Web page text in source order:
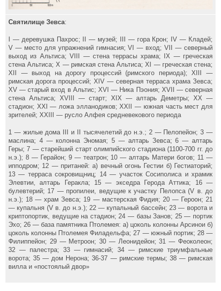
Святилище Зевса:
I — деревушка Пахрос; II — музей; III — гора Крон; IV — Кладей;
V — место для упражнений гимнасия; VI — вход; VII — северный
выход из Альтиса; VIII — стена террасы храма; IX — греческая
стена Альтиса; X — римская стена Альтиса; XI — греческая стена;
XII — выход на дорогу процессий (римского периода); XIII —
римская дорога процессий; XIV — северная терраса храма Зевса;
XV — старый вход в Альтис; XVI — Ника Пэония; XVII — северная
стена Альтиса; XVIII — старт; XIX — алтарь Деметры; XX —
стадион; XXI — ложа элланодиков; XXII — южная часть мест для
зрителей; XXIII — русло Алфея средневекового периода
1 — жилые дома III и II тысячелетий до н.э.; 2 — Пелопейон; 3 —
маслина; 4 — колонна Эномая; 5 — алтарь Зевса; 6 — алтарь
Геры; 7 — старейший старт олимпийского стадиона (1100-700 гг. до
н.э.); 8 — Герайон; 9 — театрон; 10 — алтарь Матери богов; 11 —
ипподром; 12 — пританей: а) вечный огонь Гестии б) Гестиаторий;
13 — терраса сокровищниц; 14 — участок Сосиполиса и храмик
Элевтии, алтарь Геракла; 15 — экседра Герода Аттика; 16 —
булевтерий; 17 — пропилеи, ведущие к участку Пелопса (V в. до
н.э.); 18 — храм Зевса; 19 — мастерская Фидия; 20 — Героон; 21
— купальня (V в. до н.э.); 22 — купальный бассейн; 23 — ворота и
криптопортик, ведущие на стадион; 24 — базы Занов; 25 — портик
Эхо; 26 — база памятника Птолемея: а) цоколь колонны Арсинои б)
цоколь колонны Птолемея Филадельфа; 27 — южный портик; 28 —
Филиппейон; 29 — Метроон; 30 — Леонидейон; 31 — Феоколеон;
32 — палестра; 33 — гимнасий; 34 — римские триумфальные
ворота; 35 — дом Нерона; 36-37 — римские термы; 38 — римская
вилла и «постоялый двор»